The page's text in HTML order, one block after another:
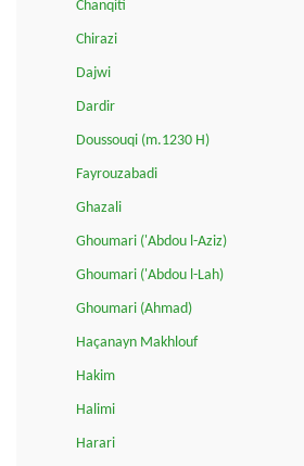
Chanqiti
Chirazi
Dajwi
Dardir
Doussouqi (m.1230 H)
Fayrouzabadi
Ghazali
Ghoumari ('Abdou l-Aziz)
Ghoumari ('Abdou l-Lah)
Ghoumari (Ahmad)
Haçanayn Makhlouf
Hakim
Halimi
Harari